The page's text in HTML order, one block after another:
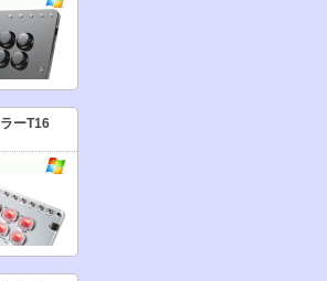
ーT16